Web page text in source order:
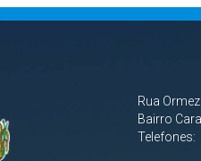
Rua
Bairro
Telefones: